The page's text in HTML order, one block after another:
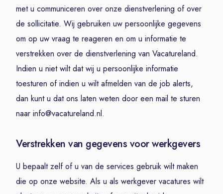
met u communiceren over onze dienstverlening of over
de sollicitatie. Wij gebruiken uw persoonlijke gegevens
om op uw vraag te reageren en om u informatie te
verstrekken over de dienstverlening van Vacatureland.
Indien u niet wilt dat wij u persoonlijke informatie
toesturen of indien u wilt afmelden van de job alerts,
dan kunt u dat ons laten weten door een mail te sturen
naar info@vacatureland.nl.
Verstrekken van gegevens voor werkgevers
U bepaalt zelf of u van de services gebruik wilt maken
die op onze website. Als u als werkgever vacatures wilt